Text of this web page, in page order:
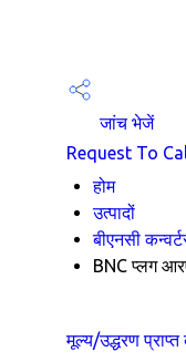
जांच भेजें
Request To
होम
उत्पादों
बीएनसी
BNC प्लग
मूल्य/उद्धरण